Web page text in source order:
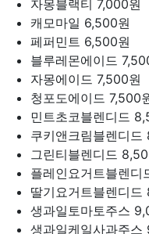
자몽블랙티 7,000원
캐모마일 6,500원
페퍼민트 6,500원
블루레몬에이드
자몽에이드 7,500원
청포도에이드 7,500
민트초코블렌디드
쿠키앤크림블렌디드
그린티블렌디드
플레인요거트블렌디
딸기요거트블렌디드
생과일토마토주스
생과일케일사과주스